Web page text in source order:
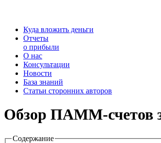
Куда вложить деньги
Отчеты
о прибыли
О нас
Консультации
Новости
База знаний
Статьи сторонних авторов
Обзор ПАММ-счетов
Содержание